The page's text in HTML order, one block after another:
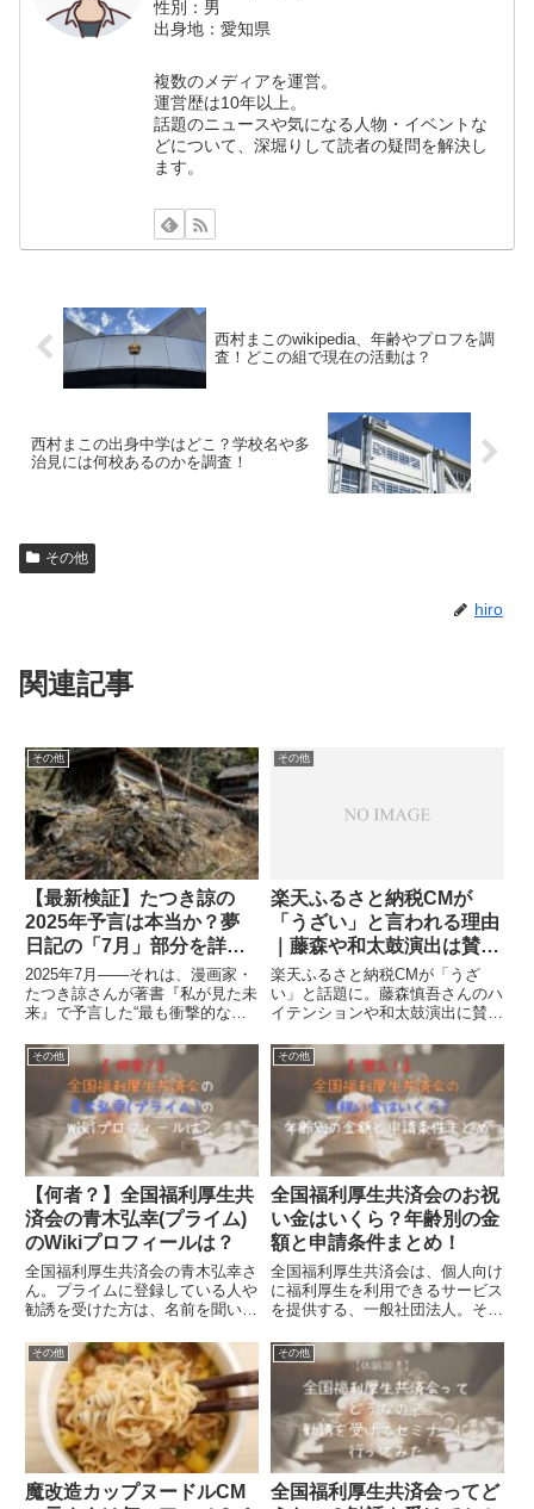
性別：男
出身地：愛知県
複数のメディアを運営。
運営歴は10年以上。
話題のニュースや気になる人物・イベントな
どについて、深堀りして読者の疑問を解決し
ます。
西村まこのwikipedia、年齢やプロフを調
査！どこの組で現在の活動は？
西村まこの出身中学はどこ？学校名や多
治見には何校あるのかを調査！
その他
hiro
関連記事
その他
【最新検証】たつき諒の
2025年予言は本当か？夢
日記の「7月」部分を詳し
く紹介
2025年7月――それは、漫画家・
たつき諒さんが著書『私が見た未
来』で予言した“最も衝撃的な
集めています。彼女の夢日記に綴
られた数々の予知夢の中でも、特
にこの「2025年7月」の予言は南
海トラフ巨大地震や津波と...
その他
楽天ふるさと納税CMが
「うざい」と言われる理由
｜藤森や和太鼓演出は賛否
あり？
楽天ふるさと納税CMが「うざ
い」と話題に。藤森慎吾さんのハ
イテンションや和太鼓演出に賛否
成功？ネットの声や評判を中立的
にまとめました。
その他
【何者？】全国福利厚生共
済会の青木弘幸(プライム)
のWikiプロフィールは？
全国福利厚生共済会の青木弘幸さ
ん。プライムに登録している人や
勧誘を受けた方は、名前を聞いた
しょうか？プライムの青木弘幸さ
んとは何者？Wikiや経歴、プロフ
ィールを知りたい全国福利共済会
の青木弘幸さんはどんな人物...
その他
全国福利厚生共済会のお祝
い金はいくら？年齢別の金
額と申請条件まとめ！
全国福利厚生共済会は、個人向け
に福利厚生を利用できるサービス
を提供する、一般社団法人。その
い金』です。お祝い金の種類は？
いくら貰えるの？年会費はお祝い
金もらってもマイナス？と言う部
分について、調査していきま
す。...
その他
魔改造カップヌードルCM
その他
全国福利厚生共済会ってど